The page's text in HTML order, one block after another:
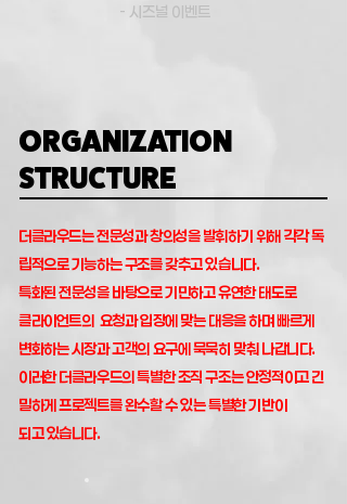
- 시즈널 이벤트
ORGANIZATION
STRUCTURE
더클라우드는 전문성과 창의성을 발휘하기 위해 각각 독
립적으로 기능하는 구조를 갖추고 있습니다.
특화된 전문성을 바탕으로 기민하고 유연한 태도로
클라이언트의 요청과 입장에 맞는 대응을 하며 빠르게
변화하는 시장과 고객의 요구에 묵묵히 맞춰나갑니다.
이러한 더클라우드의 특별한 조직 구조는안정적이고 긴
밀하게 프로젝트를 완수할 수 있는특별한 기반이
되고 있습니다.